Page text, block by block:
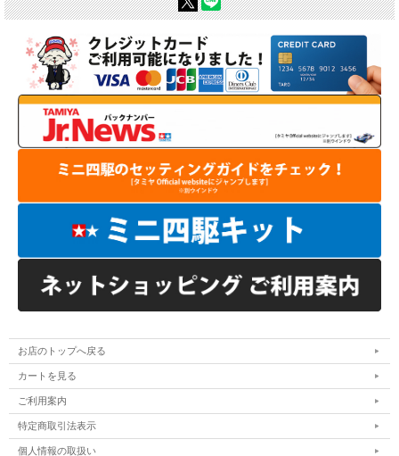
お店のトップへ戻る
カートを見る
ご利用案内
特定商取引法表示
個人情報の取扱い